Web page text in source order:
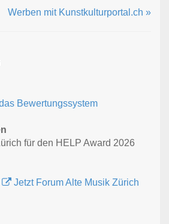
Werben mit Kunstkulturportal.ch »
Bewertungssystem
für den HELP Award 2026
Jetzt Forum Alte Musik Zürich